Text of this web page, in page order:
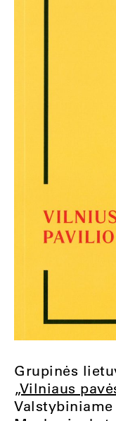
Grupinės
„Vilniaus